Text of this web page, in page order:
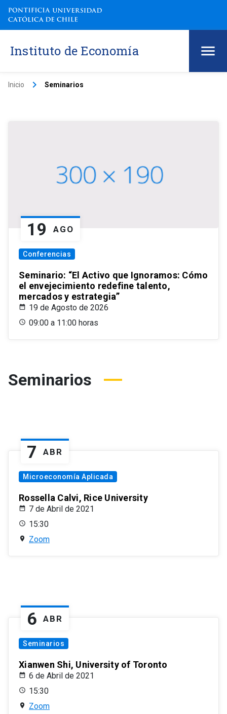
Instituto de Economía
Inicio keyboard_arrow_right Seminarios
19 AGO
Conferencias
Seminario: “El Activo que Ignoramos: Cómo
el envejecimiento redefine talento,
mercados y estrategia”
19 de Agosto de 2026
09:00 a 11:00 horas
Seminarios
7 ABR
Microeconomía Aplicada
Rossella Calvi, Rice University
7 de Abril de 2021
15:30
Zoom
6 ABR
Seminarios
Xianwen Shi, University of Toronto
6 de Abril de 2021
15:30
Zoom